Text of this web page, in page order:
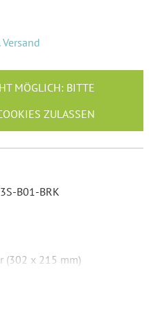
MÖGLICH: BITTE
ZULASSEN
B01-BRK
(302 x 215 mm)